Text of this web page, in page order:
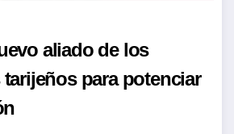
aliado de los
para potenciar